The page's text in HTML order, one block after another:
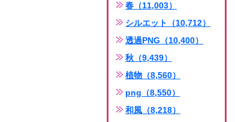
春（11,003）
シルエット（10,712）
透過PNG（10,400）
秋（9,439）
植物（8,560）
png（8,550）
和風（8,218）